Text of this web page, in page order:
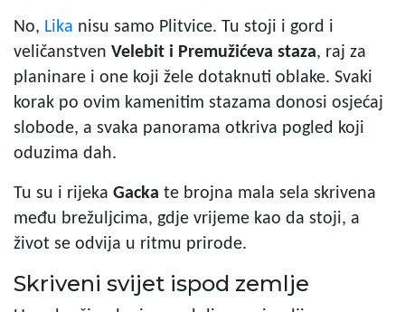
No, Lika nisu samo Plitvice. Tu stoji i gord i
veličanstven Velebit i Premužićeva staza, raj za
planinare i one koji žele dotaknuti oblake. Svaki
korak po ovim kamenitim stazama donosi osjećaj
slobode, a svaka panorama otkriva pogled koji
oduzima dah.
Tu su i rijeka Gacka te brojna mala sela skrivena
među brežuljcima, gdje vrijeme kao da stoji, a
život se odvija u ritmu prirode.
Skriveni svijet ispod zemlje